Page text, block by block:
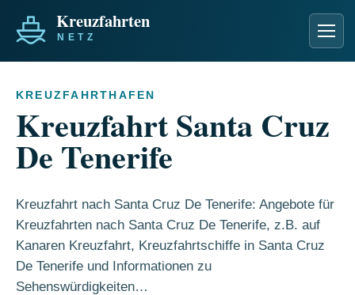
KREUZFAHRTHAFEN
Kreuzfahrt Santa Cruz
De Tenerife
Kreuzfahrt nach Santa Cruz De Tenerife: Angebote für
Kreuzfahrten nach Santa Cruz De Tenerife, z.B. auf
Kanaren Kreuzfahrt, Kreuzfahrtschiffe in Santa Cruz
De Tenerife und Informationen zu
Sehenswürdigkeiten…